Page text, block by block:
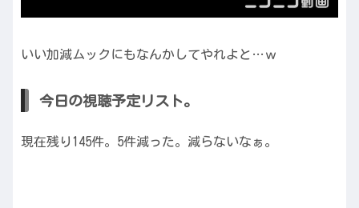
いい加減ムックにもなんかしてやれよと…ｗ
今日の視聴予定リスト。
現在残り145件。5件減った。減らないなぁ。